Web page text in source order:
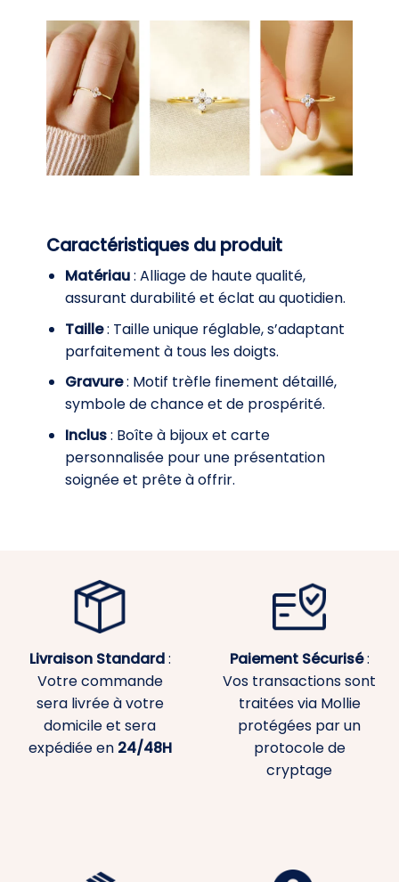
Caractéristiques du produit
Matériau: Alliage de haute qualité,
assurant durabilité et éclat au quotidien.
Taille: Taille unique réglable, s’adaptant
parfaitement à tous les doigts.
Gravure: Motif trèfle finement détaillé,
symbole de chance et de prospérité.
Inclus: Boîte à bijoux et carte
personnalisée pour une présentation
soignée et prête à offrir.
Livraison Standard:
Votre commande
sera livrée à votre
domicile et sera
expédiée en 24/48H
Paiement Sécurisé:
Vos transactions sont
traitées via Mollie
protégées par un
protocole de
cryptage